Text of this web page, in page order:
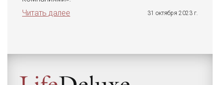
Читать далее
31 октября 2023 г.